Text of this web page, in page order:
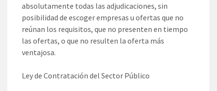
absolutamente todas las adjudicaciones, sin
posibilidad de escoger empresas u ofertas que no
reúnan los requisitos, que no presenten en tiempo
las ofertas, o que no resulten la oferta más
ventajosa.
Ley de Contratación del Sector Público